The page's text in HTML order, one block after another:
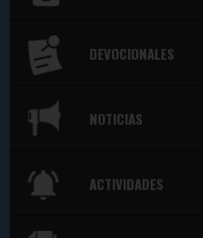
DEVOCIONALES
NOTICIAS
ACTIVIDADES